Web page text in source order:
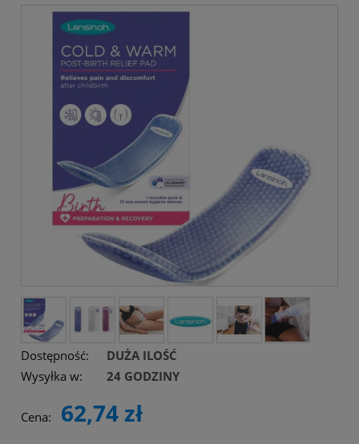
Dostępność:
DUŻA ILOŚĆ
Wysyłka w:
24 GODZINY
Cena: 62,74 zł